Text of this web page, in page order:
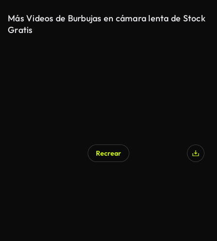
Más Videos de Burbujas en cámara lenta de Stock
Gratis
Recrear